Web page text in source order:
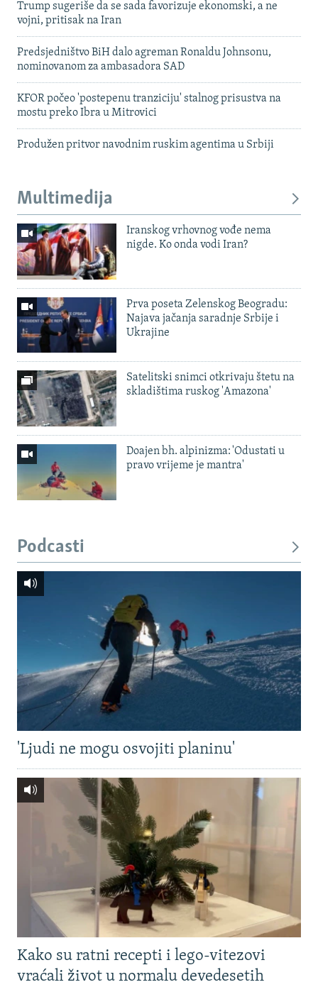
Trump sugeriše da se sada favorizuje ekonomski, a ne
vojni, pritisak na Iran
Predsjedništvo BiH dalo agreman Ronaldu Johnsonu,
nominovanom za ambasadora SAD
KFOR počeo 'postepenu tranziciju' stalnog prisustva na
mostu preko Ibra u Mitrovici
Produžen pritvor navodnim ruskim agentima u Srbiji
Multimedija
Iranskog vrhovnog vođe nema
nigde. Ko onda vodi Iran?
Prva poseta Zelenskog Beogradu:
Najava jačanja saradnje Srbije i
Ukrajine
Satelitski snimci otkrivaju štetu na
skladištima ruskog 'Amazona'
Doajen bh. alpinizma: 'Odustati u
pravo vrijeme je mantra'
Podcasti
'Ljudi ne mogu osvojiti planinu'
Kako su ratni recepti i lego-vitezovi
vraćali život u normalu devedesetih